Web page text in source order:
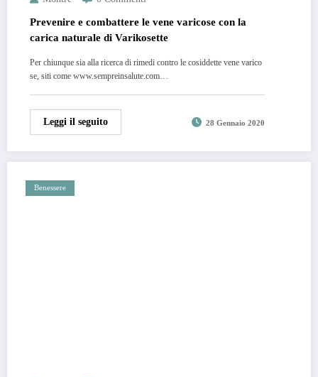
Prevenire e combattere le vene varicose con la
carica naturale di Varikosette
Per chiunque sia alla ricerca di rimedi contro le cosiddette vene varico
se, siti come www.sempreinsalute.com…
Leggi il seguito 28 Gennaio 2020
Benessere